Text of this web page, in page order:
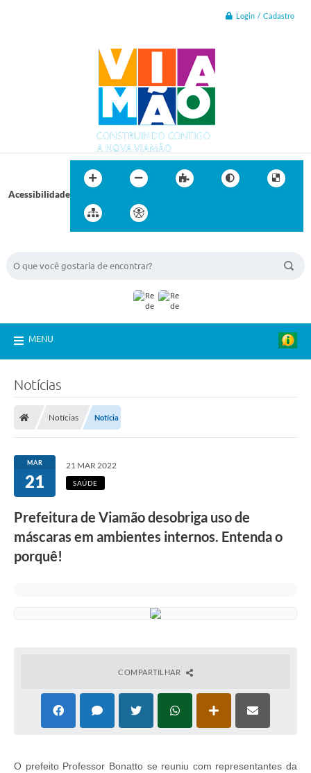
Login / Cadastro
Acessibilidade
MENU
Notícias
Notícias Notícia
MAR
21
21 MAR 2022
SAÚDE
Prefeitura de Viamão desobriga uso de
máscaras em ambientes internos. Entenda o
porquê!
COMPARTILHAR
O prefeito Professor Bonatto se reuniu com representantes da